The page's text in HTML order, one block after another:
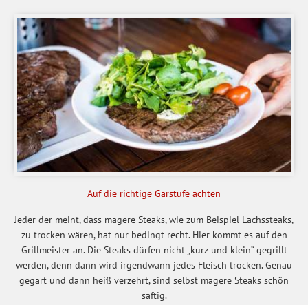
Auf die richtige Garstufe achten
Jeder der meint, dass magere Steaks, wie zum Beispiel Lachssteaks,
zu trocken wären, hat nur bedingt recht. Hier kommt es auf den
Grillmeister an. Die Steaks dürfen nicht „kurz und klein“ gegrillt
werden, denn dann wird irgendwann jedes Fleisch trocken. Genau
gegart und dann heiß verzehrt, sind selbst magere Steaks schön
saftig.